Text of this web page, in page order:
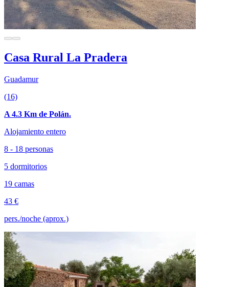
Casa Rural La Pradera
Guadamur
(16)
A 4.3 Km de Polán.
Alojamiento entero
8 - 18 personas
5 dormitorios
19 camas
43 €
pers./noche (aprox.)